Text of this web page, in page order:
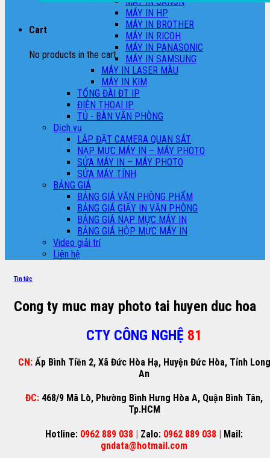
Cart
No products in the cart.
MÁY IN HP
MÁY IN BROTHER
MÁY IN RICOH
MÁY IN PANASONIC
MÁY IN SAMSUNG
MÁY IN LASER MÀU
MÁY IN KIM
TỔNG ĐÀI ĐT IP
ĐIỆN THOẠI IP
TỦ - BÀN VĂN PHÒNG
Dịch vụ
LẮP ĐẶT CAMERA QUAN SÁT
NẠP MỰC MÁY IN – MÁY PHOTO
SỬA MÁY IN – MÁY PHOTO
SỬA MÁY TÍNH
BẢNG GIÁ
BẢNG GIÁ VĂN PHÒNG PHẨM
BẢNG GIÁ GIẤY IN VĂN PHÒNG
BẢNG GIÁ NẠP MỰC MÁY IN
BẢNG GIÁ HỘP MỰC MÁY IN
Video giải trí
Liên hệ
Tin tức
Cong ty muc may photo tai huyen duc hoa
CTY CÔNG NGHỆ 81
CN: Ấp Bình Tiền 2, Xã Đức Hòa Hạ, Huyện Đức Hòa, Tỉnh Long
An
ĐC: 468/9 Mã Lò, Phường Bình Hưng Hòa A, Quận Bình Tân,
Tp.HCM
Hotline: 0962 889 038 | Zalo: 0962 889 038 | Mail:
gndata@hotmail.com